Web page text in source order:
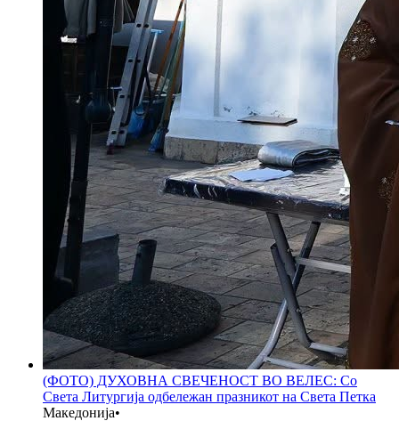
(ФОТО) ДУХОВНА СВЕЧЕНОСТ ВО ВЕЛЕС: Со
Света Литургија одбележан празникот на Света Петка
Македонија•